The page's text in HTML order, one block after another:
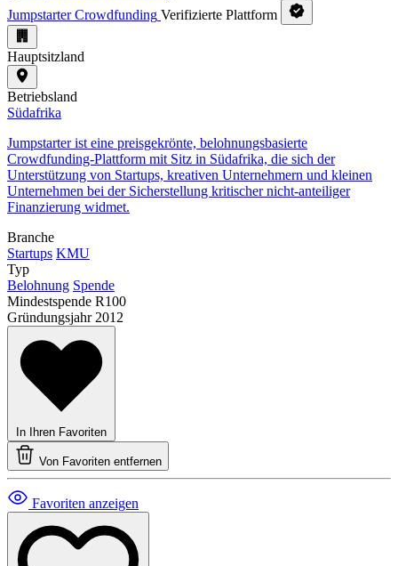
Jumpstarter Crowdfunding Verifizierte Plattform
Hauptsitzland
Betriebsland
Südafrika
Jumpstarter ist eine preisgekrönte, belohnungsbasierte
Crowdfunding-Plattform mit Sitz in Südafrika, die sich der
Unterstützung von Startups, kreativen Unternehmern und kleinen
Unternehmen bei der Sicherstellung kritischer nicht-anteiliger
Finanzierung widmet.
Branche
Startups KMU
Typ
Belohnung Spende
Mindestspende R100
Gründungsjahr 2012
In Ihren Favoriten
Von Favoriten entfernen
Favoriten anzeigen